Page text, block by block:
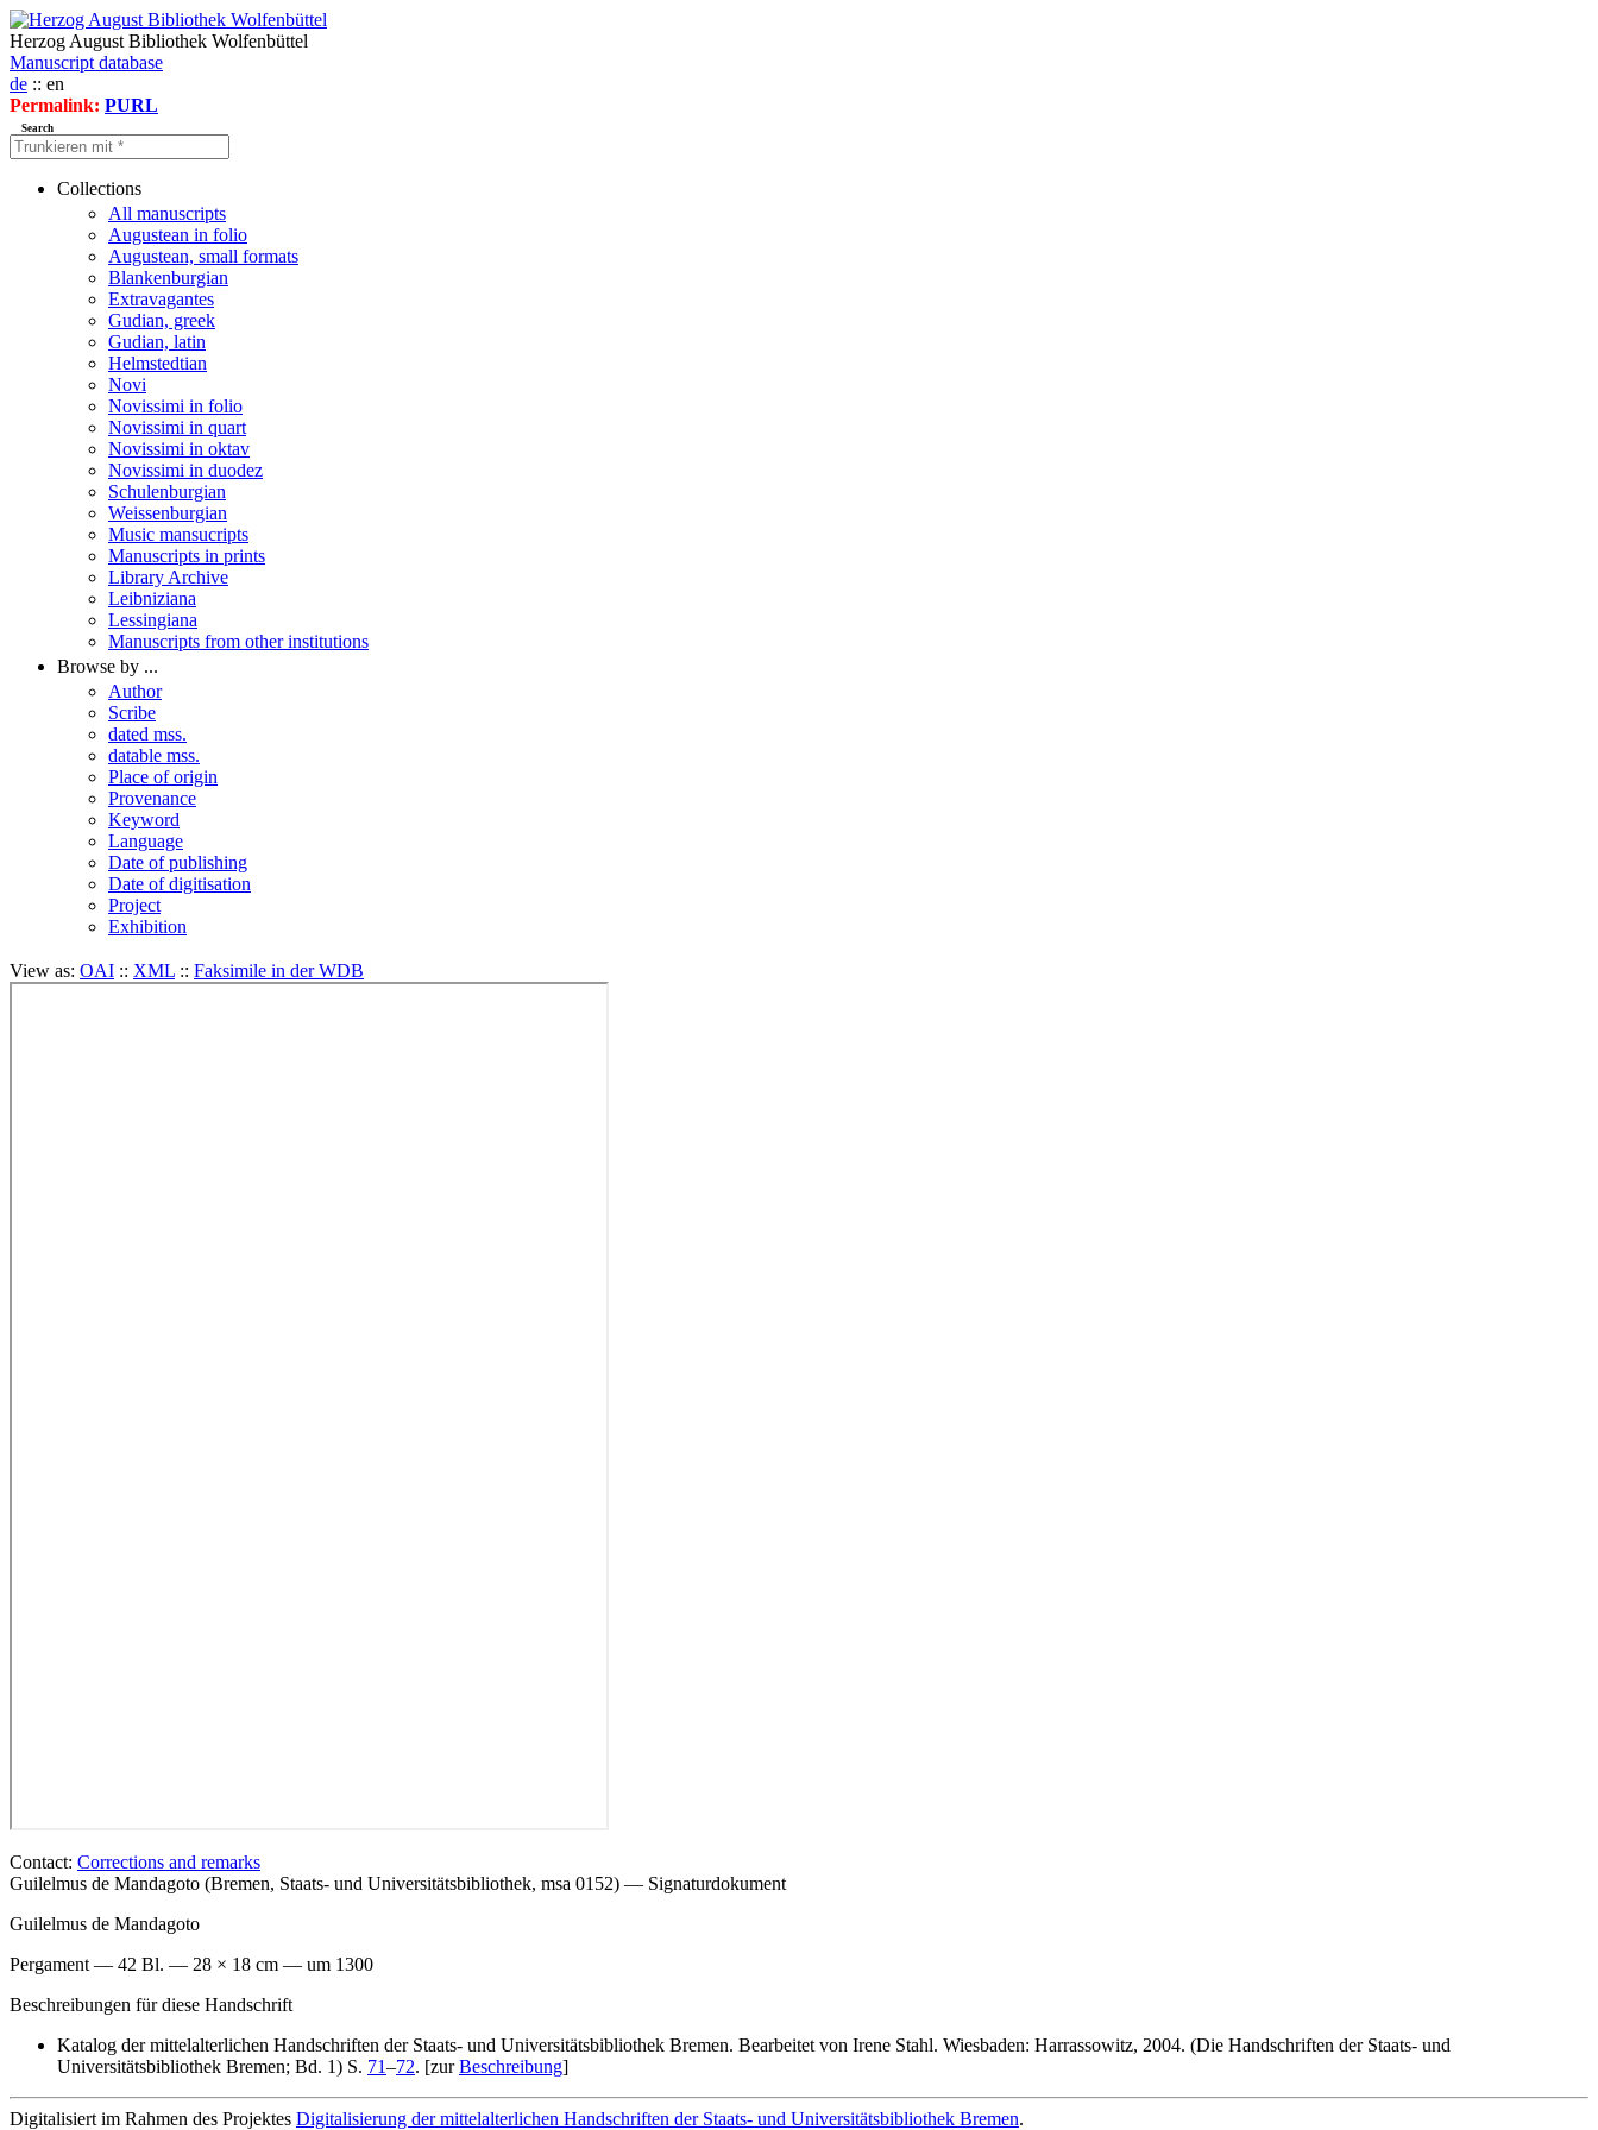
Herzog August Bibliothek Wolfenbüttel
Manuscript database
de :: en
Permalink: PURL
Search
Collections
All manuscripts
Augustean in folio
Augustean, small formats
Blankenburgian
Extravagantes
Gudian, greek
Gudian, latin
Helmstedtian
Novi
Novissimi in folio
Novissimi in quart
Novissimi in oktav
Novissimi in duodez
Schulenburgian
Weissenburgian
Music mansucripts
Manuscripts in prints
Library Archive
Leibniziana
Lessingiana
Manuscripts from other institutions
Browse by ...
Author
Scribe
dated mss.
datable mss.
Place of origin
Provenance
Keyword
Language
Date of publishing
Date of digitisation
Project
Exhibition
View as: OAI :: XML :: Faksimile in der WDB
Contact: Corrections and remarks
Guilelmus de Mandagoto (Bremen, Staats- und Universitätsbibliothek, msa 0152) — Signaturdokument
Guilelmus de Mandagoto
Pergament — 42 Bl. — 28 × 18 cm — um 1300
Beschreibungen für diese Handschrift
Katalog der mittelalterlichen Handschriften der Staats- und Universitätsbibliothek Bremen. Bearbeitet von Irene Stahl. Wiesbaden: Harrassowitz, 2004. (Die Handschriften der Staats- und
Universitätsbibliothek Bremen; Bd. 1) S. 71–72. [zurBeschreibung]
Digitalisiert im Rahmen des Projektes Digitalisierung der mittelalterlichen Handschriften der Staats- und Universitätsbibliothek Bremen.